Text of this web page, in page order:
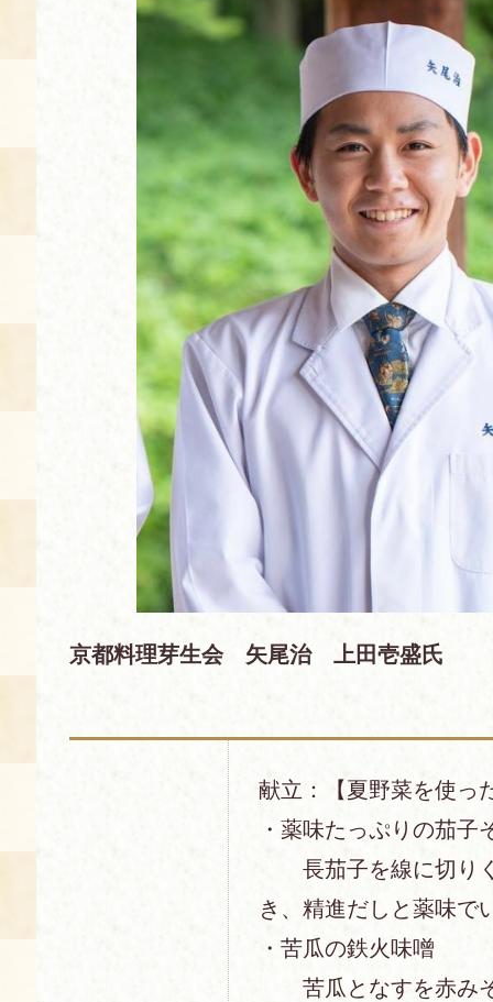
あじわい館弁当
京都料理芽生会 矢尾治 上田壱盛氏
献立：【夏野菜を使っ
・薬味たっぷりの茄子
長茄子を線に切り
き、精進だしと薬味で
・苦瓜の鉄火味噌
苦瓜となすを赤み